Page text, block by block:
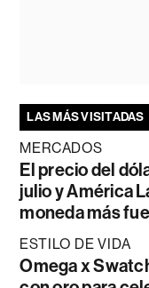
LAS MÁS VISITADAS
MERCADOS
El precio del
julio y América
moneda más
ESTILO DE VIDA
Omega x